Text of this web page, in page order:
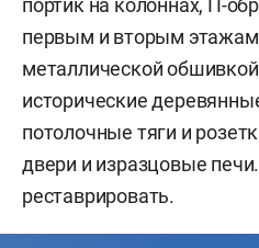
портик на колоннах, П-
первым и вторым
металлической
исторические
потолочные тяги и
двери и изразцовые
реставрировать.